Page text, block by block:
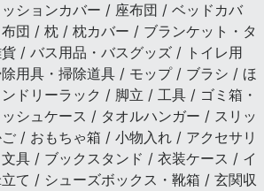
ションカバー / 座布団 / ベッドカバ
団 / 枕 / 枕カバー / ブランケット・タ
/ バス用品・バスグッズ / トイレ用
用具・掃除道具 / モップ / ブラシ / ほ
ドリーラック / 脚立 / 工具 / ゴミ箱・
シュケース / タオルハンガー / スリッ
/ おもちゃ箱 / 小物入れ / アクセサリ
具 / ブックスタンド / 衣装ケース / イ
て / シューズボックス・靴箱 / 玄関収